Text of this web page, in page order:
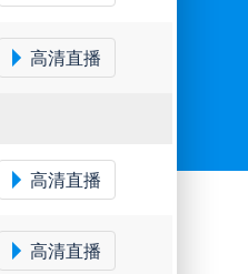
高清直播
高清直播
高清直播